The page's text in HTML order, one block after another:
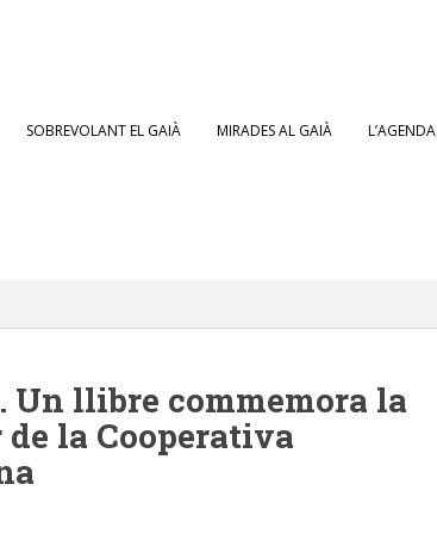
SOBREVOLANT EL GAIÀ MIRADES AL GAIÀ L’AGENDA
Un llibre commemora la
la Cooperativa